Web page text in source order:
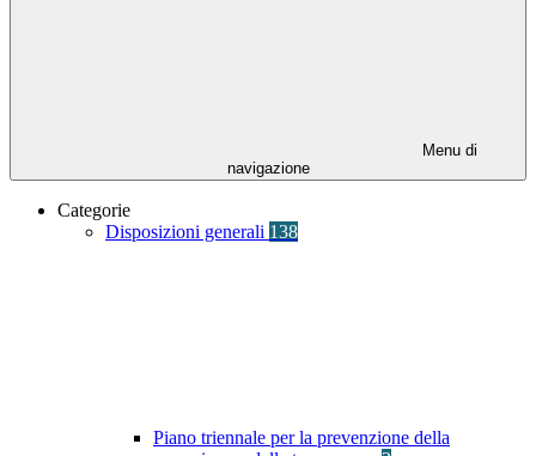
Menu di
navigazione
Categorie
Disposizioni generali 138
Piano triennale per la prevenzione della